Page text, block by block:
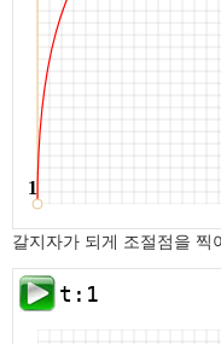
갈지자가 되게 조절점을 찍